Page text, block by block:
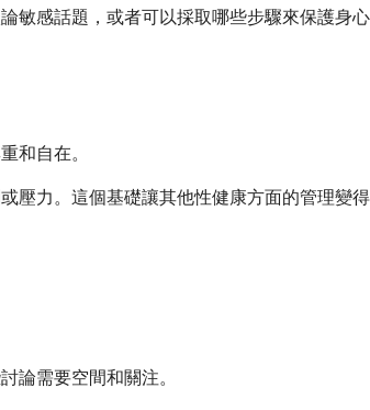
敏感話題，或者可以採取哪些步驟來保護身心
和自在。
壓力。這個基礎讓其他性健康方面的管理變得
論需要空間和關注。